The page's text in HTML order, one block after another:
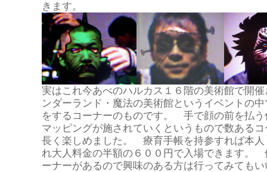
きます。
実はこれ今あべのハルカス１６階の美術館で開
ンダーランド・魔法の美術館というイベントの
をするコーナーのものです。 手で顔の前を払う
マッピングが施されていくというもので数ある
長く楽しめました。 療育手帳を持参すれば本人
れ大人料金の半額の６００円で入場できます。
ーナーがあるので興味のある方は行ってみても